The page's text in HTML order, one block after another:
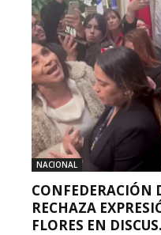
NACIONAL
CONFEDERACIÓN
RECHAZA
FLORES EN